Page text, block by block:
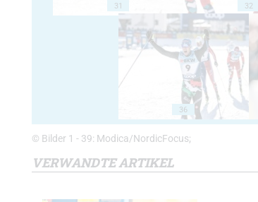
31 32
36
© Bilder 1 - 39: Modica/NordicFocus;
VERWANDTE ARTIKEL